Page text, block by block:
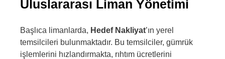
Uluslararası Liman Yönetimi
Başlıca limanlarda, Hedef Nakliyat’ın yerel
temsilcileri bulunmaktadır. Bu temsilciler, gümrük
işlemlerini hızlandırmakta, rıhtım ücretlerini